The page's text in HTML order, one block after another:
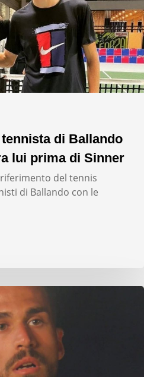
di Ballando
lui prima di Sinner
del tennis
di Ballando con le